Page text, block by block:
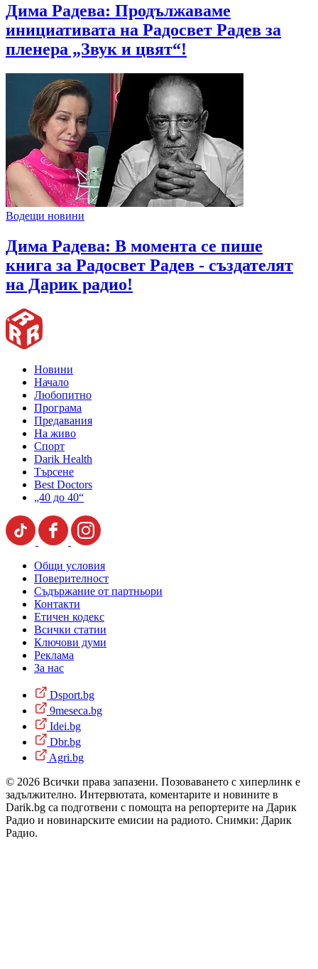
Дима Радева: Продължаваме
инициативата на Радосвет Радев за
пленера „Звук и цвят“!
Водещи новини
Дима Радева: В момента се пише
книга за Радосвет Радев - създателят
на Дарик радио!
Новини
Начало
Любопитно
Програма
Предавания
На живо
Спорт
Darik Health
Търсене
Best Doctors
„40 до 40“
Общи условия
Поверителност
Съдържание от партньори
Контакти
Етичен кодекс
Всички статии
Ключови думи
Реклама
За нас
Dsport.bg
9meseca.bg
Idei.bg
Dbr.bg
Agri.bg
© 2026 Всички права запазени. Позоваването с хиперлинк е
задължително. Интервютата, коментарите и новините в
Darik.bg са подготвени с помощта на репортерите на Дарик
Радио и новинарските емисии на радиото. Снимки: Дарик
Радио.